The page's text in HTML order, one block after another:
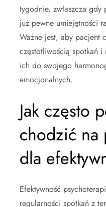
tygodnie, zwłaszcza
już pewne umiejętności
Ważne jest, aby pacjent
częstotliwością spotkań i
ich do swojego
emocjonalnych.
Jak często
chodzić na
dla
Efektywność
regularności spotkań z